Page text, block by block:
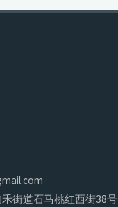
街道石马桃红西街38号